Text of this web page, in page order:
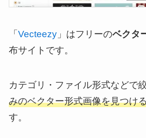
「 Vecteezy」はフリーのベクタ
布サイトです。
カテゴリ・ファイル形式などで
みのベクター形式画像を見つけ
す。